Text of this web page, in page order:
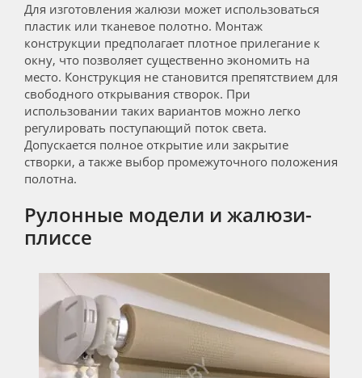
Для изготовления жалюзи может использоваться
пластик или тканевое полотно. Монтаж
конструкции предполагает плотное прилегание к
окну, что позволяет существенно экономить на
место. Конструкция не становится препятствием для
свободного открывания створок. При
использовании таких вариантов можно легко
регулировать поступающий поток света.
Допускается полное открытие или закрытие
створки, а также выбор промежуточного положения
полотна.
Рулонные модели и жалюзи-
плиссе